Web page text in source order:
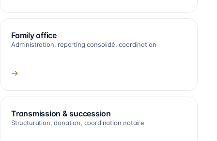
Family office
Administration, reporting consolidé, coordination
→
Transmission & succession
Structuration, donation, coordination notaire